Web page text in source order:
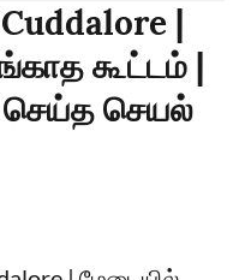
|
கூட்டம் |
செய்த செயல்